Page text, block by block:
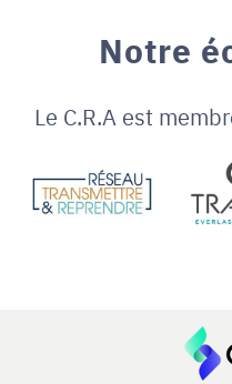
Notre
Le C.R.A est